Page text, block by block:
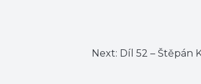
Next: Díl 52 – Štěpán